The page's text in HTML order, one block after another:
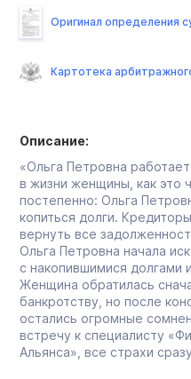
Описание:
«Ольга Петровна
в жизни женщины, как это
постепенно: Ольга
копиться долги.
вернуть все
Ольга Петровна начала
с накопившимися долгами
Женщина обратилась
банкротству, но после
остались огромные
встречу к специалисту
Альянса», все страхи
Оригинал определения
Картотека